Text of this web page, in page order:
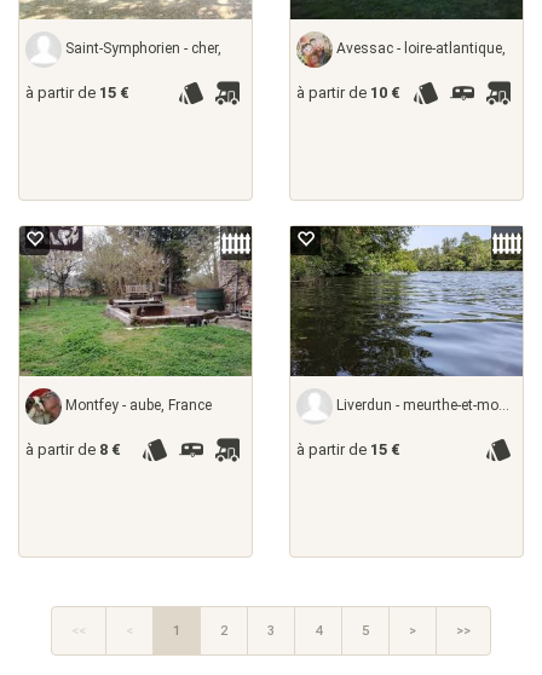
Saint-Symphorien - cher,
à partir de 15 €
Avessac - loire-atlantique,
à partir de 10 €
Montfey - aube, France
à partir de 8 €
Liverdun - meurthe-et-moselle,
à partir de 15 €
<< < 1 2 3 4 5 > >>